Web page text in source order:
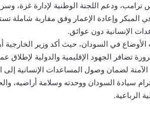
ودعم اللجنة الوطنية لإدارة غزة،
المبكر وإعادة الإعمار وفق مقاربة شاملة
الإنسانية دون عوائق.
في السودان، حيث أكد وزير الخارجية
تضافر الجهود الإقليمية والدولية لإطلاق
الآمنة لضمان وصول المساعدات الإنسانية
سيادة السودان ووحدته وسلامة أراضيه،
الرباعية.